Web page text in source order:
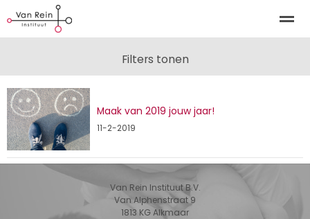
Kinderosteopathie Alkmaar | Kinderosteopathie
Home Zoeken Nieuws
Filters tonen
Maak van 2019 jouw jaar!
11-2-2019
Van Rein Instituut B.V.
Van Alphenstraat 9
1813 KGAlkmaar